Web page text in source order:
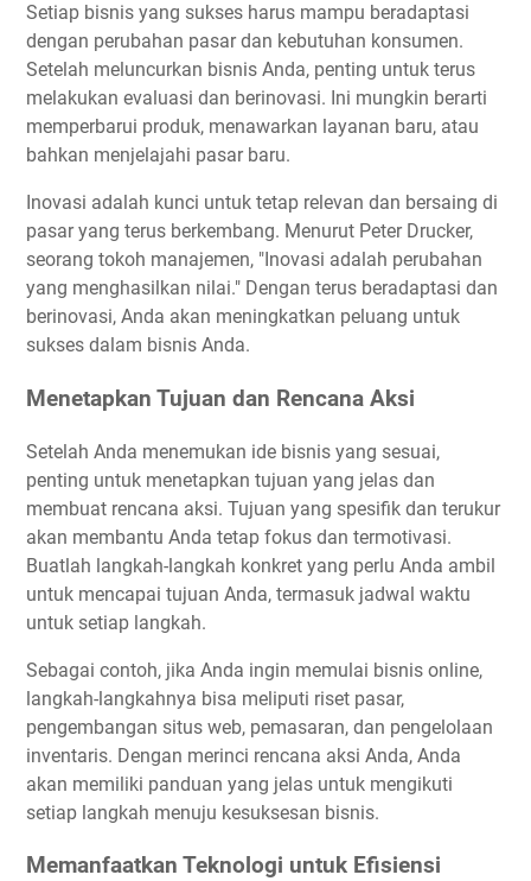
Setiap bisnis yang sukses harus mampu beradaptasi
dengan perubahan pasar dan kebutuhan konsumen.
Setelah meluncurkan bisnis Anda, penting untuk terus
melakukan evaluasi dan berinovasi. Ini mungkin berarti
memperbarui produk, menawarkan layanan baru, atau
bahkan menjelajahi pasar baru.
Inovasi adalah kunci untuk tetap relevan dan bersaing di
pasar yang terus berkembang. Menurut Peter Drucker,
seorang tokoh manajemen, "Inovasi adalah perubahan
yang menghasilkan nilai." Dengan terus beradaptasi dan
berinovasi, Anda akan meningkatkan peluang untuk
sukses dalam bisnis Anda.
Menetapkan Tujuan dan Rencana Aksi
Setelah Anda menemukan ide bisnis yang sesuai,
penting untuk menetapkan tujuan yang jelas dan
membuat rencana aksi. Tujuan yang spesifik dan terukur
akan membantu Anda tetap fokus dan termotivasi.
Buatlah langkah-langkah konkret yang perlu Anda ambil
untuk mencapai tujuan Anda, termasuk jadwal waktu
untuk setiap langkah.
Sebagai contoh, jika Anda ingin memulai bisnis online,
langkah-langkahnya bisa meliputi riset pasar,
pengembangan situs web, pemasaran, dan pengelolaan
inventaris. Dengan merinci rencana aksi Anda, Anda
akan memiliki panduan yang jelas untuk mengikuti
setiap langkah menuju kesuksesan bisnis.
Memanfaatkan Teknologi untuk Efisiensi